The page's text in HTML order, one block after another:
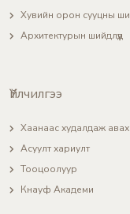
Хувийн орон сууцны
Архитектурын шийдлүүд
Үйлчилгээ
Хаанаас худалдаж авах
Асуулт хариулт
Тооцоолуур
Кнауф Академи